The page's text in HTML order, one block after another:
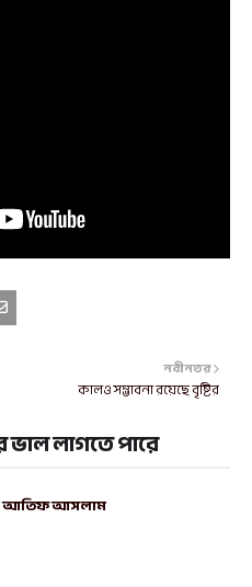
নবীনতর
কালও সম্ভাবনা রয়েছে বৃষ্টির
লাগতে পারে
আতিফ আসলাম